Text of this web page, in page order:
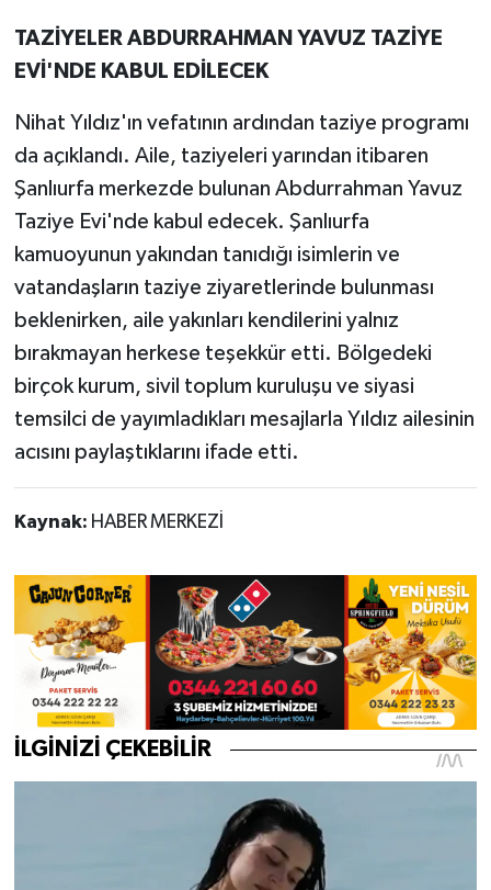
TAZİYELER ABDURRAHMAN YAVUZ TAZİYE
EVİ'NDE KABUL EDİLECEK
Nihat Yıldız'ın vefatının ardından taziye programı
da açıklandı. Aile, taziyeleri yarından itibaren
Şanlıurfa merkezde bulunan Abdurrahman Yavuz
Taziye Evi'nde kabul edecek. Şanlıurfa
kamuoyunun yakından tanıdığı isimlerin ve
vatandaşların taziye ziyaretlerinde bulunması
beklenirken, aile yakınları kendilerini yalnız
bırakmayan herkese teşekkür etti. Bölgedeki
birçok kurum, sivil toplum kuruluşu ve siyasi
temsilci de yayımladıkları mesajlarla Yıldız ailesinin
acısını paylaştıklarını ifade etti.
Kaynak: HABER MERKEZİ